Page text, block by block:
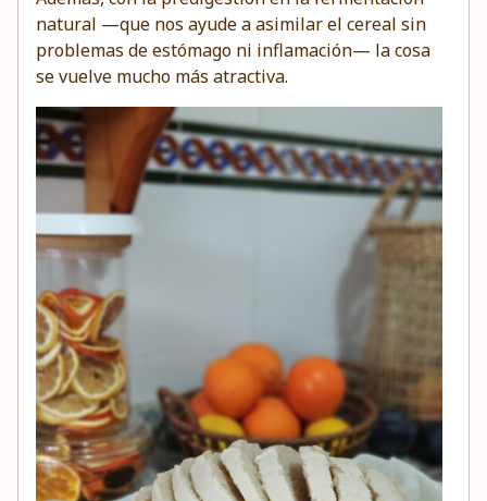
natural —que nos ayude a asimilar el cereal sin
problemas de estómago ni inflamación— la cosa
se vuelve mucho más atractiva.